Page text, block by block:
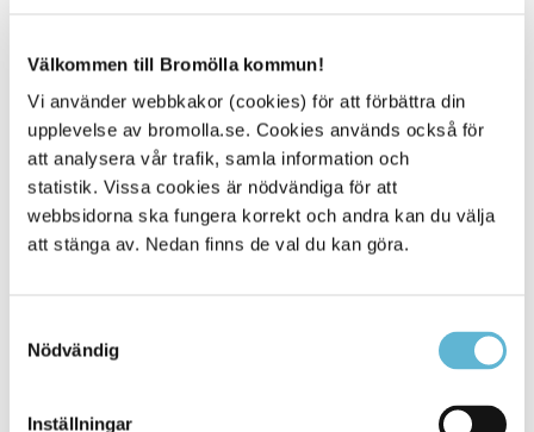
Välkommen till Bromölla kommun!
Vi använder webbkakor (cookies) för att förbättra din
upplevelse av bromolla.se. Cookies används också för
att analysera vår trafik, samla information och
statistik. Vissa cookies är nödvändiga för att
webbsidorna ska fungera korrekt och andra kan du välja
att stänga av. Nedan finns de val du kan göra.
Nödvändig
Inställningar
114
Alla platser